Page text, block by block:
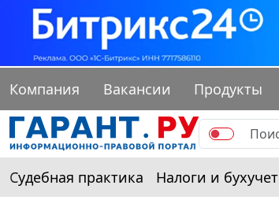
Компания Вакансии Продукты
Судебная практика Налоги и бухучет